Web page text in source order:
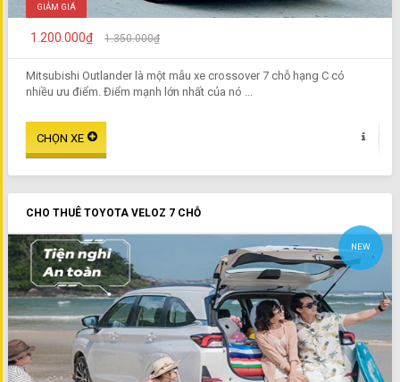
GIẢM GIÁ
1.200.000₫ 1.350.000₫
Mitsubishi Outlander là một mẫu xe crossover 7 chỗ hạng C có
nhiều ưu điểm. Điểm mạnh lớn nhất của nó ...
CHO THUÊ TOYOTA VELOZ 7 CHỖ
NEW